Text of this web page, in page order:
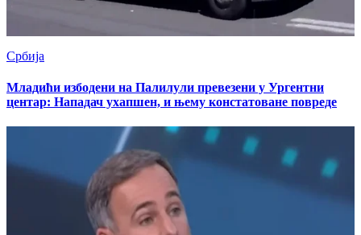
Србија
Младићи избодени на Палилули превезени у Ургентни
центар: Нападач ухапшен, и њему констатоване повреде